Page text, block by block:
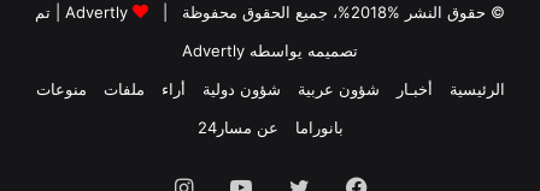
© حقوق النشر %2018%، جميع الحقوق محفوظة | Advertly | تم
تصميمه يواسطه Advertly
الرئيسية
أخبـار شؤون عربية شؤون دولية أراء ملفات
منوعات
بانوراما
عن مسار24